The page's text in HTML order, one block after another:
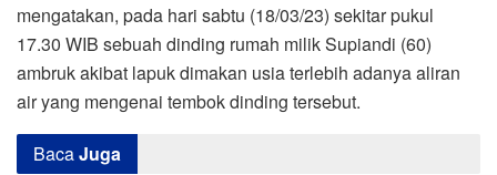
mengatakan, pada hari sabtu (18/03/23) sekitar pukul
17.30 WIB sebuah dinding rumah milik Supiandi (60)
ambruk akibat lapuk dimakan usia terlebih adanya aliran
air yang mengenai tembok dinding tersebut.
BacaJuga